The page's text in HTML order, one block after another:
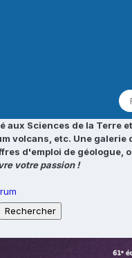
Sciences de la Terre
etc. Une galerie
d'emploi de géologue,
votre passion !